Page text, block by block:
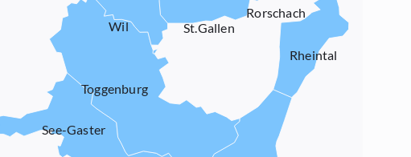
Wil
Toggenburg
See-Gaster
Rheintal
Rorschach
St.Gallen